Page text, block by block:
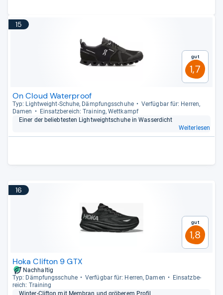
15
Gut
1,7
On Cloud Waterproof
Typ: Light­weight-​Schuhe, Dämp­fungs­schuhe
Ver­füg­bar für: Her­ren,
Damen
Ein­satz­be­reich: Trai­ning, Wett­kampf
Einer der belieb­tes­ten Light­weight­schuhe in Was­ser­dicht
Weiterlesen
16
Gut
1,8
Hoka Clifton 9 GTX
Nachhaltig
Typ: Dämp­fungs­schuhe
Ver­füg­bar für: Her­ren, Damen
Ein­satz­be­
reich: Trai­ning
Win­ter-​Clif­ton mit Mem­bran und grö­be­rem Pro­fil